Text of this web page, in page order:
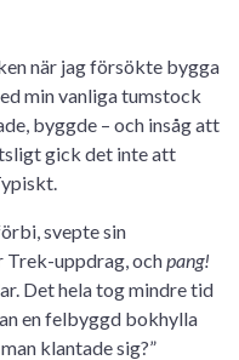
när jag försökte bygga
min vanliga tumstock
byggde – och insåg att
gick det inte att
svepte sin
Trek-uppdrag, ochpang!
Det hela tog mindre tid
en felbyggd bokhylla
klantade sig?”